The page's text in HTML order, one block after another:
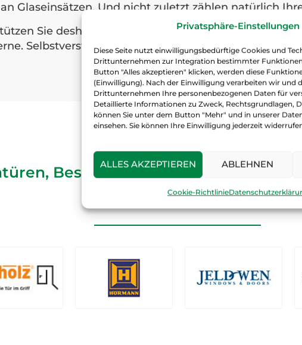
Privatsphäre-Einstellungen
Diese Seite nutzt einwilligungsbedürftige Cookies und
Drittunternehmen zur Integration bestimmter
Button "Alles akzeptieren" klicken, werden diese
(Einwilligung). Nach der Einwilligung verarbeiten wir und
Drittunternehmen Ihre personenbezogenen Daten für
Detaillierte Informationen zu Zweck, Rechtsgrundlagen,
können Sie unter dem Button "Mehr" und in unserer
einsehen. Sie können Ihre Einwilligung jederzeit
ALLES AKZEPTIEREN ABLEHNEN
Cookie-Richtlinie
Glaseinsätzen. Und nicht zuletzt zählen natürlich
Sie deshalb bereits bei der Wahl von Material
Selbstverständlich auch direkt bei Ihnen zuhause.
Beschläge & Fenster führen
Firmen: